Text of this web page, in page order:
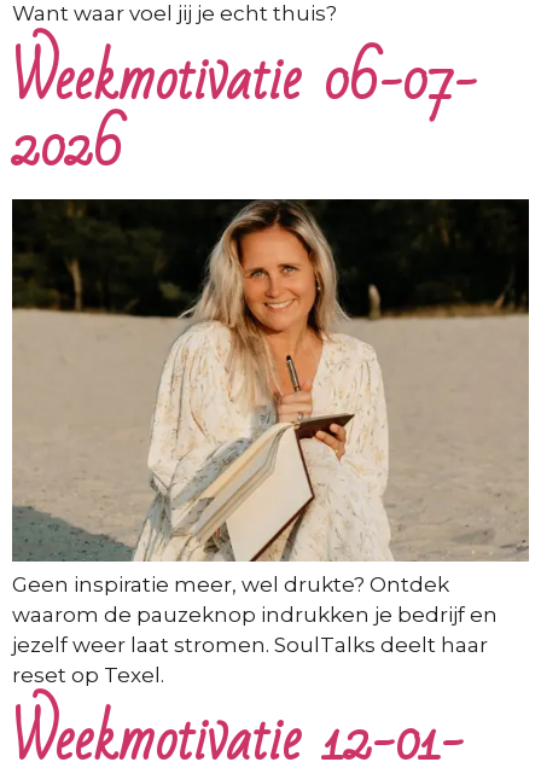
Want waar voel jij je echt thuis?
Weekmotivatie 06-07-
2026
Geen inspiratie meer, wel drukte? Ontdek
waarom de pauzeknop indrukken je bedrijf en
jezelf weer laat stromen. SoulTalks deelt haar
reset op Texel.